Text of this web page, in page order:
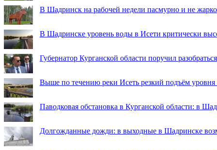
В Шадринск на рабочей недели пасмурно и не жарко
В Шадринске уровень воды в Исети критически
Губернатор Курганской области поручил
Выше по течению реки Исеть резкий подъём
Паводковая обстановка в Курганской области: в
Долгожданные дожди: в выходные в Шадринске